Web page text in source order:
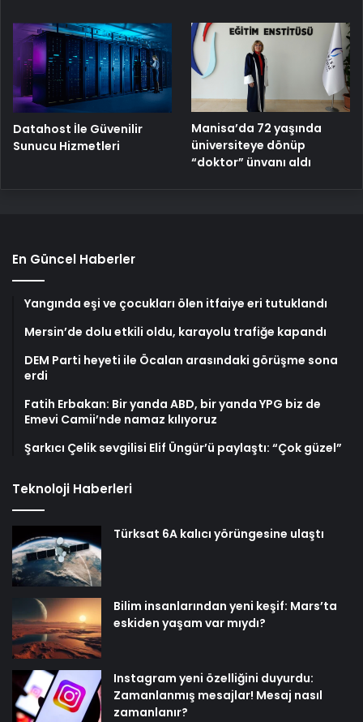
Datahost İle Güvenilir
Sunucu Hizmetleri
Manisa’da 72 yaşında
üniversiteye dönüp
“doktor” ünvanı aldı
En Güncel Haberler
Yangında eşi ve çocukları ölen itfaiye eri tutuklandı
Mersin’de dolu etkili oldu, karayolu trafiğe kapandı
DEM Parti heyeti ile Öcalan arasındaki görüşme sona
erdi
Fatih Erbakan: Bir yanda ABD, bir yanda YPG biz de
Emevi Camii’nde namaz kılıyoruz
Şarkıcı Çelik sevgilisi Elif Üngür’ü paylaştı: “Çok güzel”
Teknoloji Haberleri
Türksat 6A kalıcı yörüngesine ulaştı
Bilim insanlarından yeni keşif: Mars’ta
eskiden yaşam var mıydı?
Instagram yeni özelliğini duyurdu:
Zamanlanmış mesajlar! Mesaj nasıl
zamanlanır?